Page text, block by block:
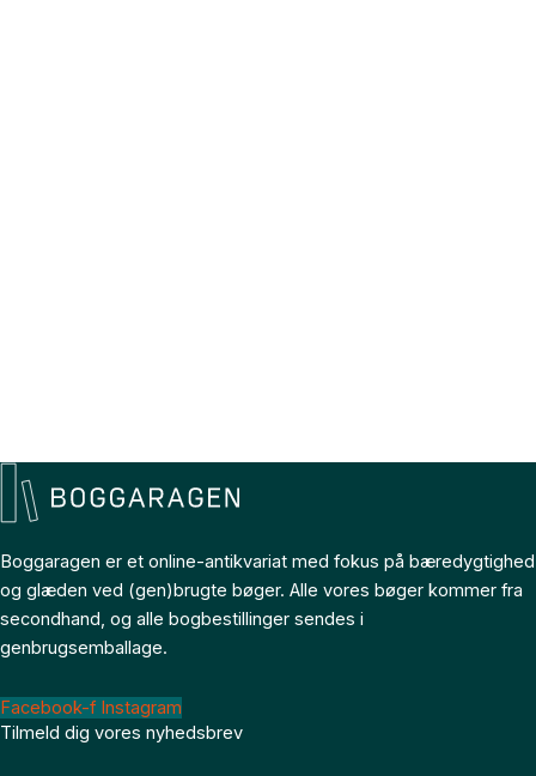
Boggaragen er et online-antikvariat med fokus på bæredygtighed
og glæden ved (gen)brugte bøger. Alle vores bøger kommer fra
secondhand, og alle bogbestillinger sendes i
genbrugsemballage.
Facebook-f Instagram
Tilmeld dig vores nyhedsbrev